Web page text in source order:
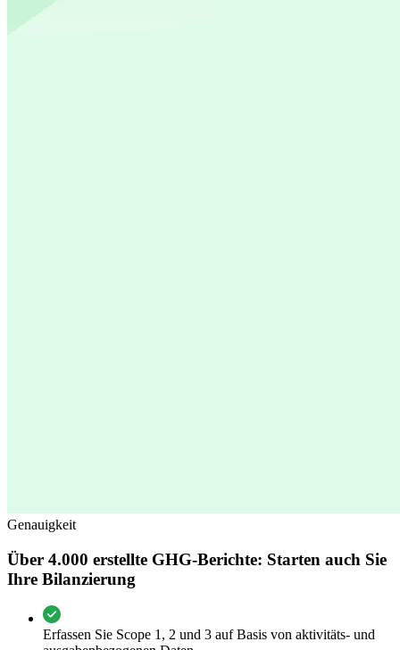
Genauigkeit
Über 4.000 erstellte GHG-Berichte: Starten auch Sie
Ihre Bilanzierung
Erfassen Sie Scope 1, 2 und 3 auf Basis von aktivitäts- und